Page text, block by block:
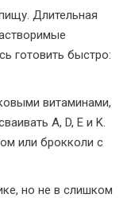
Длительная
готовить быстро:
витаминами,
A, D, E и K.
или брокколи с
но не в слишком